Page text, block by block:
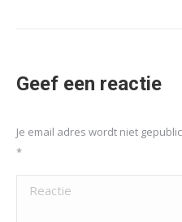
Geef een reactie
Je email adres wordt niet
*
Reactie